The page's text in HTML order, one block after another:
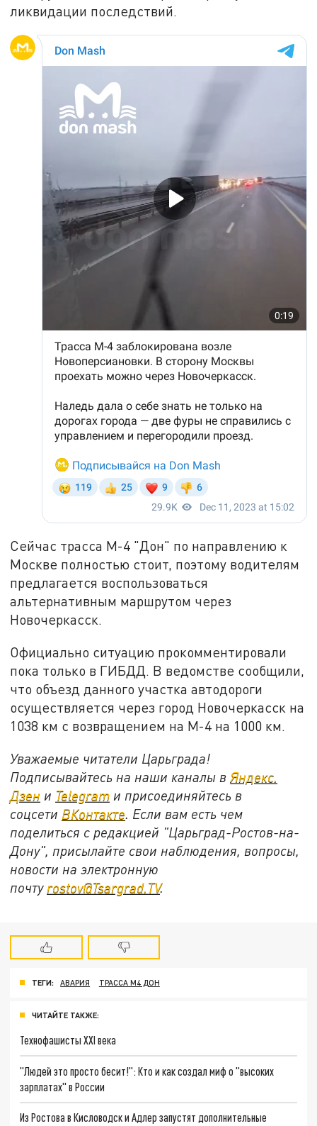
ликвидации последствий.
Сейчас трасса М-4 "Дон" по направлению к
Москве полностью стоит, поэтому водителям
предлагается воспользоваться
альтернативным маршрутом через
Новочеркасск.
Официально ситуацию прокомментировали
пока только в ГИБДД. В ведомстве сообщили,
что объезд данного участка автодороги
осуществляется через город Новочеркасск на
1038 км с возвращением на М-4 на 1000 км.
Уважаемые читатели Царьграда!
Подписывайтесь на наши каналы вЯндекс.
Дзен и Telegram и присоединяйтесь в
соцсети ВКонтакте. Если вам есть чем
поделиться с редакцией "Царьград-Ростов-на-
Дону", присылайте свои наблюдения, вопросы,
новости на электронную
почту rostov@Tsargrad.ТV.
ТЕГИ: АВАРИЯ ТРАССА М4 ДОН
ЧИТАЙТЕ ТАКЖЕ:
Технофашисты XXI века
"Людей это просто бесит!": Кто и как создал миф о "высоких
зарплатах" в России
Из Ростова в Кисловодск и Адлер запустят дополнительные